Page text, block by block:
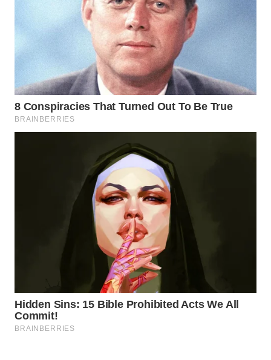
LPKKI
LKKI
FORJASIDA